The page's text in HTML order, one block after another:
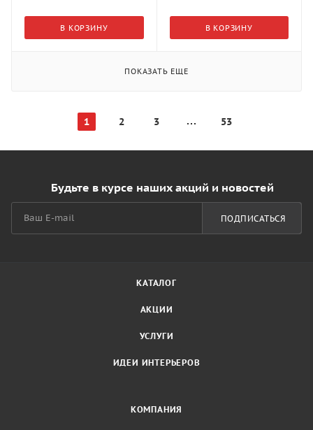
В КОРЗИНУ В КОРЗИНУ
ПОКАЗАТЬ ЕЩЕ
1 2 3 53
Будьте в курсе наших акций и новостей
ПОДПИСАТЬСЯ
КАТАЛОГ
АКЦИИ
УСЛУГИ
ИДЕИ ИНТЕРЬЕРОВ
КОМПАНИЯ